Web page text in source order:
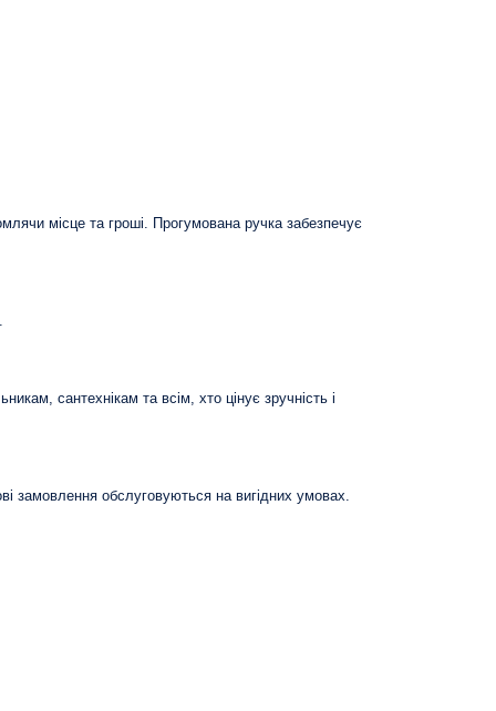
місце та гроші. Прогумована ручка забезпечує
сантехнікам та всім, хто цінує зручність і
замовлення обслуговуються на вигідних умовах.